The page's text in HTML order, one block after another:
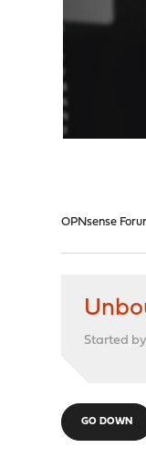
OPNsense
Started
GO DOWN